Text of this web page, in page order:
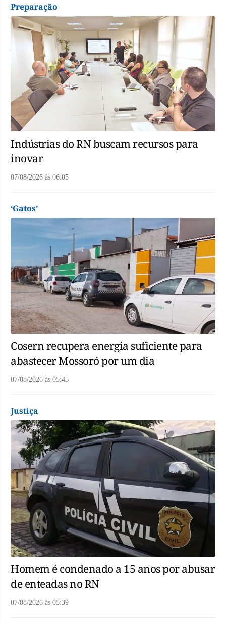
Preparação
Indústrias do RN buscam recursos para
inovar
07/08/2026 às 06:05
‘Gatos’
Cosern recupera energia suficiente para
abastecer Mossoró por um dia
07/08/2026 às 05:45
Justiça
Homem é condenado a 15 anos por abusar
de enteadas no RN
07/08/2026 às 05:39